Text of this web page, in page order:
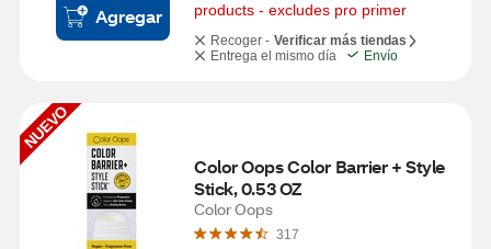
Agregar
products - excludes pro primer
Recoger - Verificar más tiendas
Entrega el mismo día
Envío
NUEVO
Color Oops Color Barrier + Style
Stick, 0.53 OZ
Color Oops
317